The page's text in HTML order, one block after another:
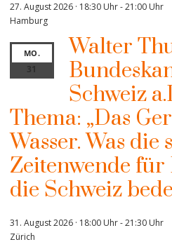
27. August 2026 · 18:30 Uhr-21:00 Uhr
Hamburg
MO.
31
Walter
Schweiz
Thema: „Das
Wasser. Was die
Zeitenwende
die Schweiz
31. August 2026 · 18:00 Uhr-21:30 Uhr
Zürich